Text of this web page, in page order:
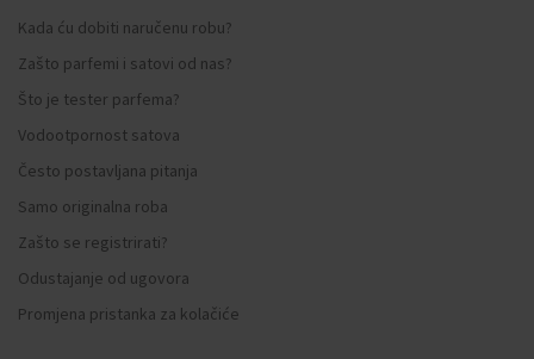
Kada ću dobiti naručenu robu?
Zašto parfemi i satovi od nas?
Što je tester parfema?
Vodootpornost satova
Često postavljana pitanja
Samo originalna roba
Zašto se registrirati?
Odustajanje od ugovora
Promjena pristanka za kolačiće